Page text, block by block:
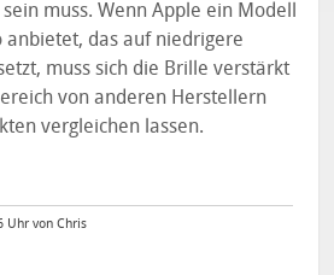
muss. Wenn Apple ein Modell
anbietet, das auf niedrigere
muss sich die Brille verstärkt
von anderen Herstellern
vergleichen lassen.
Uhr von Chris